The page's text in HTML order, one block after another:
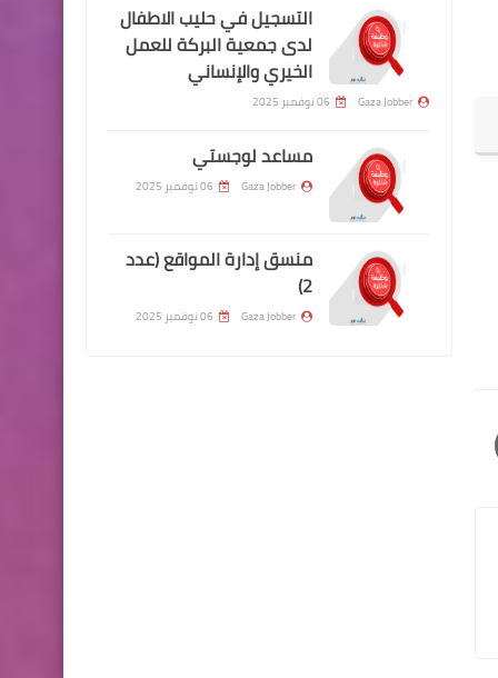
التسجيل في حليب الاطفال
لدى جمعية البركة للعمل
الخيري والإنساني
Gaza Jobber 06 نوفمبر 2025
مساعد لوجستي
Gaza Jobber 06 نوفمبر 2025
منسق إدارة المواقع (عدد
2)
Gaza Jobber 06 نوفمبر 2025